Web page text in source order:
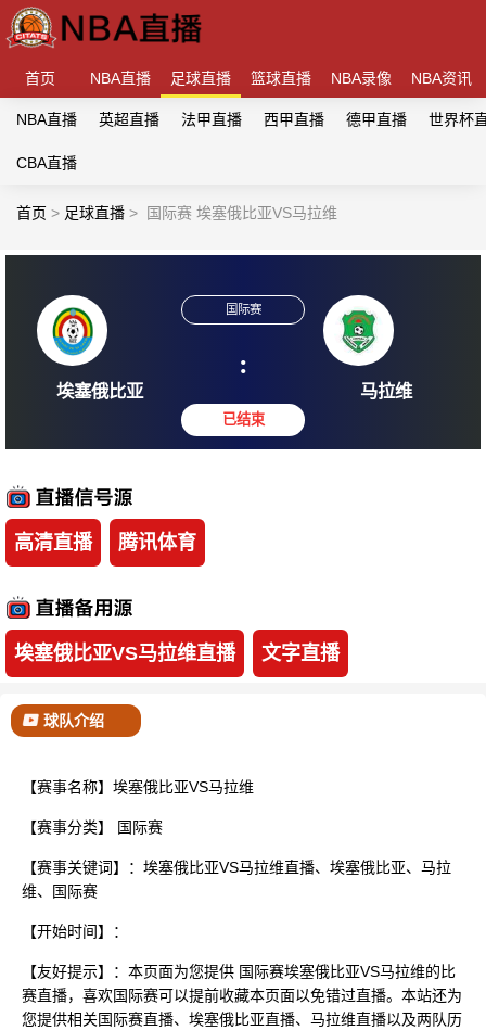
首页 NBA直播 足球直播 篮球直播 NBA录像 NBA资讯
NBA直播 英超直播 法甲直播 西甲直播 德甲直播 世界杯
CBA直播
首页 > 足球直播 > 国际赛 埃塞俄比亚VS马拉维
:
高清直播 腾讯体育
埃塞俄比亚VS马拉维直播 文字直播
球队介绍
【赛事名称】埃塞俄比亚VS马拉维
【赛事分类】 国际赛
【赛事关键词】：埃塞俄比亚VS马拉维直播、埃塞俄比亚、马拉
维、国际赛
【开始时间】：
【友好提示】：本页面为您提供 国际赛埃塞俄比亚VS马拉维的比
赛直播，喜欢国际赛可以提前收藏本页面以免错过直播。本站还为
您提供相关国际赛直播、埃塞俄比亚直播、马拉维直播以及两队历